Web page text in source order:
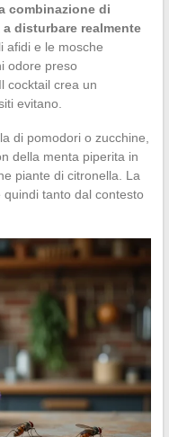
combinazione di
disturbare realmente
afidi e le mosche
odore preso
cocktail crea un
evitano.
di pomodori o zucchine,
della menta piperita in
piante di citronella. La
tanto dal contesto